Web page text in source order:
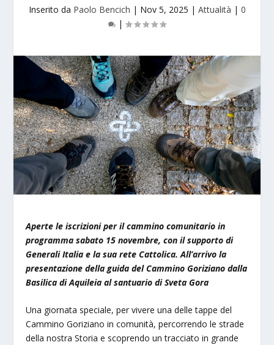
Inserito da Paolo Bencich | Nov 5, 2025 | Attualità | 0
|
Aperte le iscrizioni per il cammino comunitario in
programma sabato 15 novembre, con il supporto di
Generali Italia e la sua rete Cattolica. All’arrivo la
presentazione della guida del Cammino Goriziano dalla
Basilica di Aquileia al santuario di Sveta Gora
Una giornata speciale, per vivere una delle tappe del
Cammino Goriziano in comunità, percorrendo le strade
della nostra Storia e scoprendo un tracciato in grande